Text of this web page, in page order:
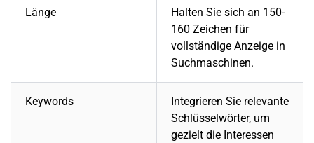
Länge
Halten Sie sich an 150-
160 Zeichen für
vollständige Anzeige in
Suchmaschinen.
Keywords
Integrieren Sie relevante
Schlüsselwörter, um
gezielt die Interessen